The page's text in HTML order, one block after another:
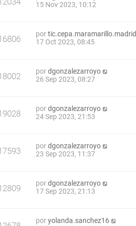
15 Nov 2023, 10:12
portic.cepa.maramarillo.madrid
17 Oct 2023, 08:45
pordgonzalezarroyo
26 Sep 2023, 08:27
pordgonzalezarroyo
24 Sep 2023, 21:53
pordgonzalezarroyo
23 Sep 2023, 11:37
pordgonzalezarroyo
17 Sep 2023, 21:13
poryolanda.sanchez16